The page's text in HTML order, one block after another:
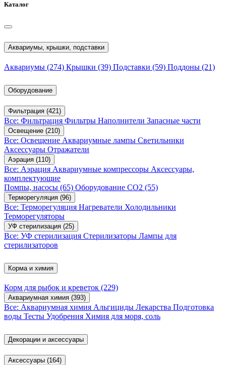
Каталог
Аквариумы, крышки, подставки
Аквариумы (274) Крышки (39) Подставки (59) Поддоны (21)
Оборудование
Фильтрация (421)
Все: Фильтрация Фильтры Наполнители Запасные части
Освещение (210)
Все: Освещение Аквариумные лампы Светильники
Аксессуары Отражатели
Аэрация (110)
Все: Аэрация Аквариумные компрессоры Аксессуары,
комплектующие
Помпы, насосы (65) Оборудование CO2 (55)
Терморегуляция (96)
Все: Терморегуляция Нагреватели Холодильники
Терморегуляторы
УФ стерилизация (25)
Все: УФ стерилизация Стерилизаторы Лампы для
стерилизаторов
Корма и химия
Корм для рыбок и креветок (229)
Аквариумная химия (393)
Все: Аквариумная химия Альгициды Лекарства Подготовка
воды Тесты Удобрения Химия для моря, соль
Декорации и аксессуары
Аксессуары (164)